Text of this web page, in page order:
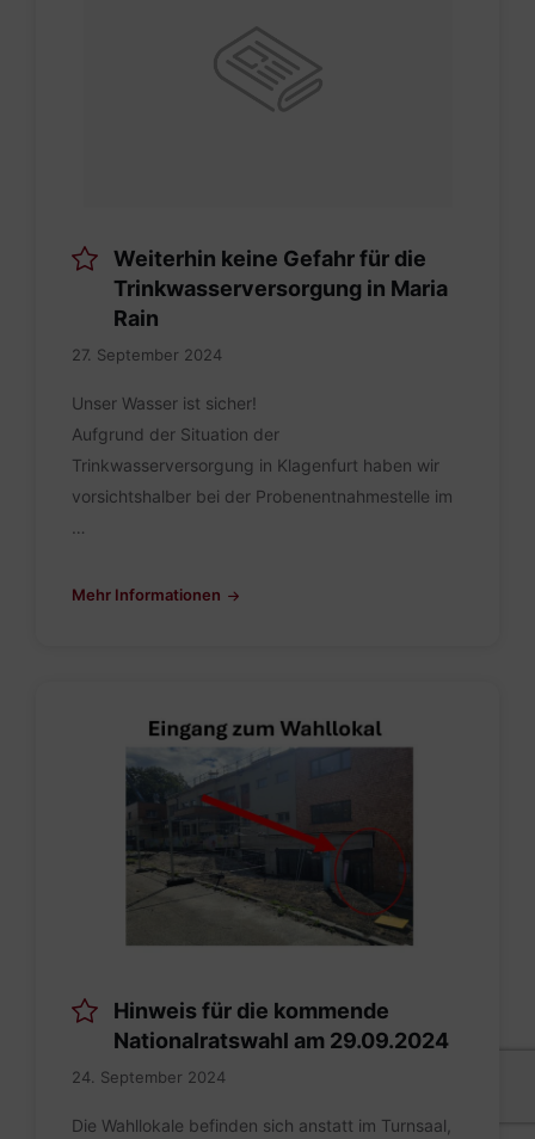
Weiterhin keine Gefahr für die
Trinkwasserversorgung in Maria
Rain
27. September 2024
Unser Wasser ist sicher!
Aufgrund der Situation der
Trinkwasserversorgung in Klagenfurt haben wir
vorsichtshalber bei der Probenentnahmestelle im
…
Mehr Informationen
Wahllokal.pdf
Hinweis für die kommende
Nationalratswahl am 29.09.2024
24. September 2024
Die Wahllokale befinden sich anstatt im Turnsaal,